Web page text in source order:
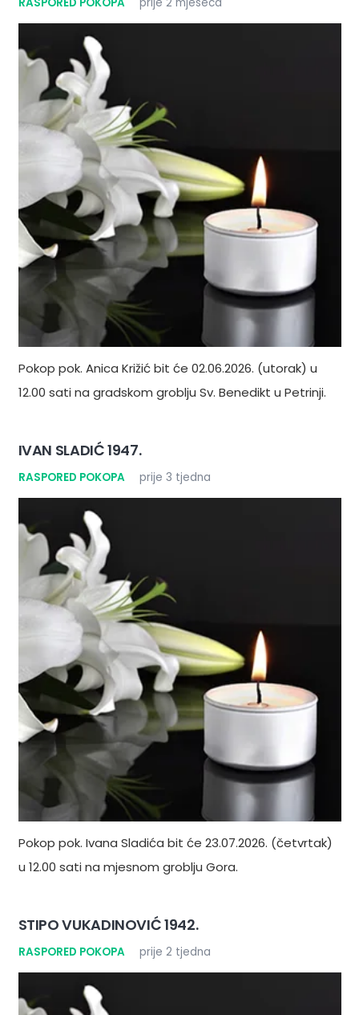
Pokop pok. Anica Križić bit će 02.06.2026. (utorak) u
12.00 sati na gradskom groblju Sv. Benedikt u Petrinji.
IVAN SLADIĆ 1947.
RASPORED POKOPA prije 3 tjedna
Pokop pok. Ivana Sladića bit će 23.07.2026. (četvrtak)
u 12.00 sati na mjesnom groblju Gora.
STIPO VUKADINOVIĆ 1942.
RASPORED POKOPA prije 2 tjedna